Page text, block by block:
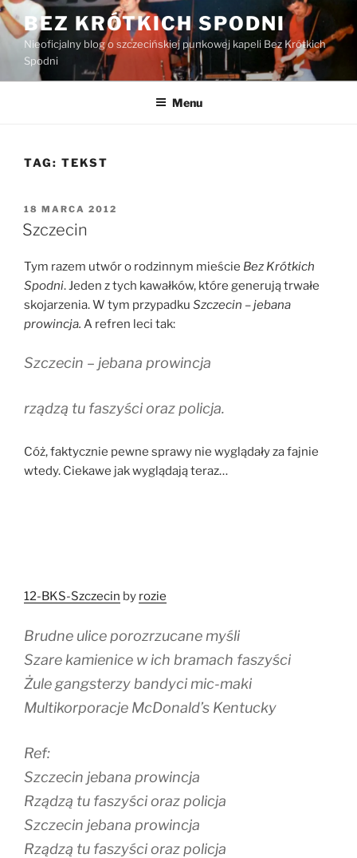
Przejdź
do
treści
BEZ KRÓTKICH SPODNI
Nieoficjalny blog o szczecińskiej punkowej kapeli Bez Krótkich
Spodni
Menu
TAG: TEKST
OPUBLIKOWANE
W
18 MARCA 2012
Szczecin
Tym razem utwór o rodzinnym mieście Bez Krótkich
Spodni. Jeden z tych kawałków, które generują trwałe
skojarzenia. W tym przypadku Szczecin – jebana
prowincja. A refren leci tak:
Szczecin – jebana prowincja
rządzą tu faszyści oraz policja.
Cóż, faktycznie pewne sprawy nie wyglądały za fajnie
wtedy. Ciekawe jak wyglądają teraz…
12-BKS-Szczecin by rozie
Brudne ulice porozrzucane myśli
Szare kamienice w ich bramach faszyści
Żule gangsterzy bandyci mic-maki
Multikorporacje McDonald’s Kentucky
Ref:
Szczecin jebana prowincja
Rządzą tu faszyści oraz policja
Szczecin jebana prowincja
Rządzą tu faszyści oraz policja